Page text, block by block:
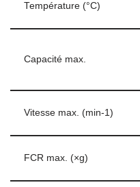
Température (°C)
Capacité max.
Vitesse max. (min-1)
FCR max. (×g)